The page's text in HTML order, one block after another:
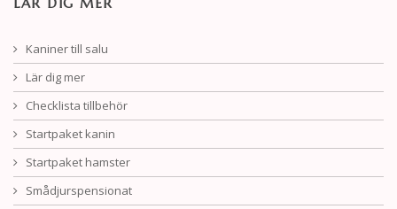
Kaniner till salu
Lär dig mer
Checklista tillbehör
Startpaket kanin
Startpaket hamster
Smådjurspensionat